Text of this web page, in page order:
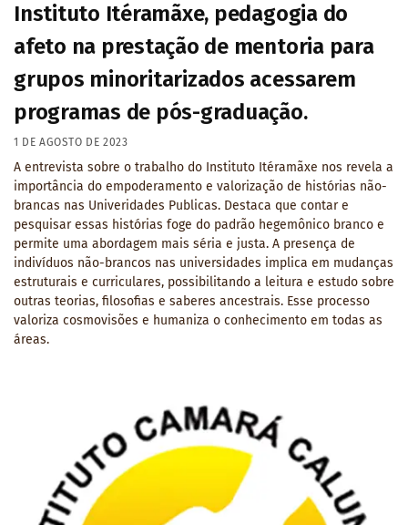
Instituto Itéramãxe, pedagogia do
afeto na prestação de mentoria para
grupos minoritarizados acessarem
programas de pós-graduação.
1 DE AGOSTO DE 2023
A entrevista sobre o trabalho do Instituto Itéramãxe nos revela a
importância do empoderamento e valorização de histórias não-
brancas nas Univeridades Publicas. Destaca que contar e
pesquisar essas histórias foge do padrão hegemônico branco e
permite uma abordagem mais séria e justa. A presença de
indivíduos não-brancos nas universidades implica em mudanças
estruturais e curriculares, possibilitando a leitura e estudo sobre
outras teorias, filosofias e saberes ancestrais. Esse processo
valoriza cosmovisões e humaniza o conhecimento em todas as
áreas.